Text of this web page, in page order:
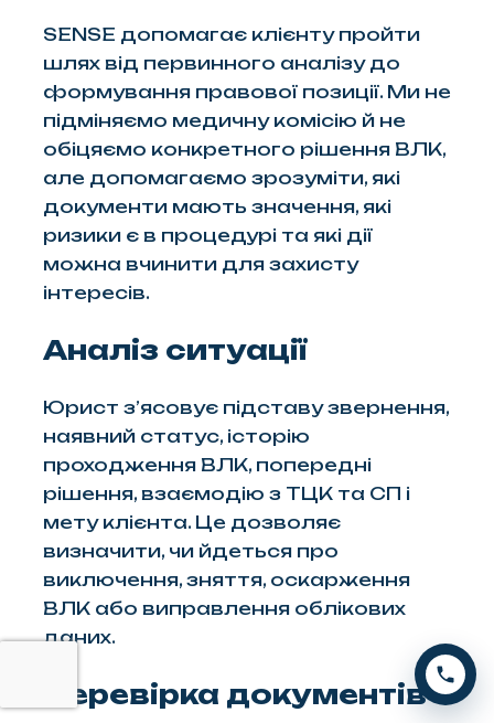
SENSE допомагає клієнту пройти
шлях від первинного аналізу до
формування правової позиції. Ми не
підміняємо медичну комісію й не
обіцяємо конкретного рішення ВЛК,
але допомагаємо зрозуміти, які
документи мають значення, які
ризики є в процедурі та які дії
можна вчинити для захисту
інтересів.
Аналіз ситуації
Юрист з’ясовує підставу звернення,
наявний статус, історію
проходження ВЛК, попередні
рішення, взаємодію з ТЦК та СП і
мету клієнта. Це дозволяє
визначити, чи йдеться про
виключення, зняття, оскарження
ВЛК або виправлення облікових
даних.
Перевірка документів